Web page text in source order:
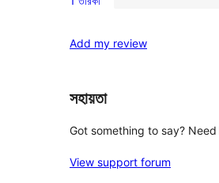
স্টার
2-
রিভিউ
0টি
স্টার
Add my review
সহায়তা
Got something to say? Need
View support forum